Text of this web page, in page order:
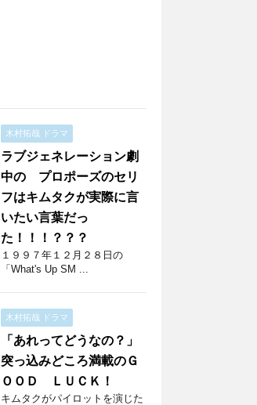
木村拓哉 ドラマ
ラブジェネレーション劇
中の プロポーズのセリ
フはキムタクが実際に言
いたい言葉だっ
た！！！？？？
１９９７年１２月２８日の
「What's Up SM ...
木村拓哉 ドラマ
「あれってどうなの？」
突っ込みどころ満載のＧ
ＯＯＤ ＬＵＣＫ！
キムタクがパイロットを演じた